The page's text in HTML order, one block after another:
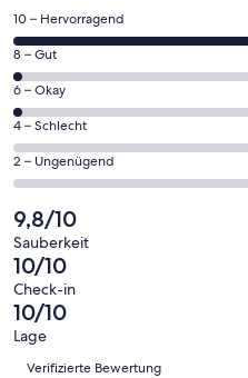
einem
neuen
Fenster
geöffnet
97
von
insgesamt
101
Gästebewertungen
haben
eine
Bewertung
von
10
-
Hervorragend
10 – Hervorragend
2
von
insgesamt
101
Gästebewertungen
haben
Bewertung
von
8
-
Gut
8 – Gut
2
von
insgesamt
101
Gästebewertungen
haben
eine
Bewertung
von
6
-
Okay
6 – Okay
0
von
insgesamt
Gästebewertungen
haben
eine
Bewertung
von
4
4 – Schlecht
0
von
insgesamt
101
Gästebewertungen
haben
eine
Bewertung
von
2 – Ungenügend
9,8/10
Sauberkeit
10/10
Check-in
10/10
Lage
Bewertungen
Verifizierte Bewertung